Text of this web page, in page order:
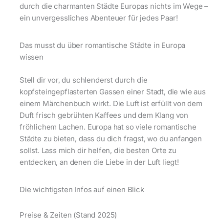
durch die charmanten Städte Europas nichts im Wege –
ein unvergessliches Abenteuer für jedes Paar!
Das musst du über romantische Städte in Europa
wissen
Stell dir vor, du schlenderst durch die
kopfsteingepflasterten Gassen einer Stadt, die wie aus
einem Märchenbuch wirkt. Die Luft ist erfüllt von dem
Duft frisch gebrühten Kaffees und dem Klang von
fröhlichem Lachen. Europa hat so viele romantische
Städte zu bieten, dass du dich fragst, wo du anfangen
sollst. Lass mich dir helfen, die besten Orte zu
entdecken, an denen die Liebe in der Luft liegt!
Die wichtigsten Infos auf einen Blick
Preise & Zeiten (Stand 2025)